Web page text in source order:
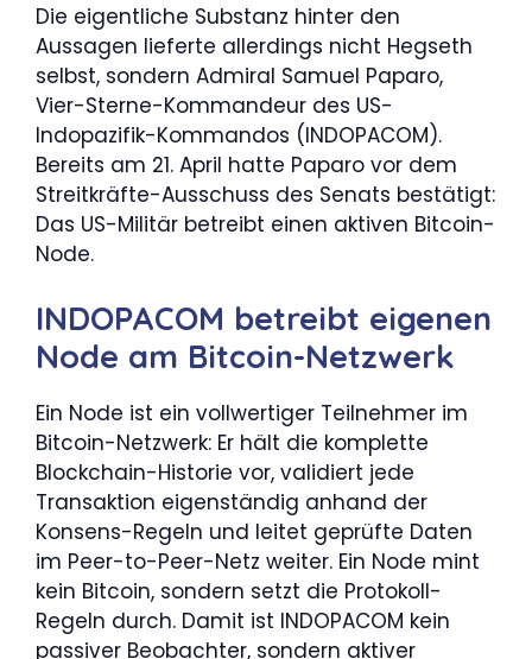
Die eigentliche Substanz hinter den
Aussagen lieferte allerdings nicht Hegseth
selbst, sondern Admiral Samuel Paparo,
Vier-Sterne-Kommandeur des US-
Indopazifik-Kommandos (INDOPACOM).
Bereits am 21. April hatte Paparo vor dem
Streitkräfte-Ausschuss des Senats bestätigt:
Das US-Militär betreibt einen aktiven Bitcoin-
Node.
INDOPACOM betreibt eigenen
Node am Bitcoin-Netzwerk
Ein Node ist ein vollwertiger Teilnehmer im
Bitcoin-Netzwerk: Er hält die komplette
Blockchain-Historie vor, validiert jede
Transaktion eigenständig anhand der
Konsens-Regeln und leitet geprüfte Daten
im Peer-to-Peer-Netz weiter. Ein Node mint
kein Bitcoin, sondern setzt die Protokoll-
Regeln durch. Damit ist INDOPACOM kein
passiver Beobachter, sondern aktiver